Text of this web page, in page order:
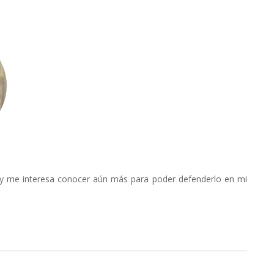
interesa conocer aún más para poder defenderlo en mi